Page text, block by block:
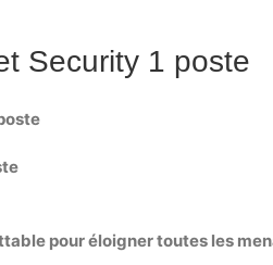
Security 1 poste
pour éloigner toutes les